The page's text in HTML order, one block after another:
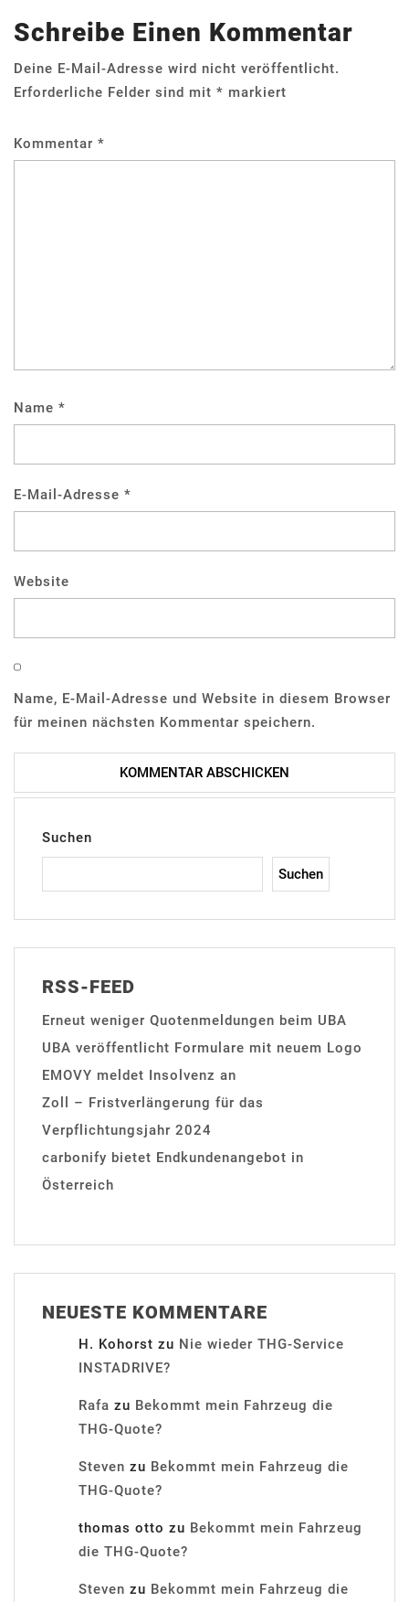
Schreibe Einen Kommentar
Deine E-Mail-Adresse wird nicht veröffentlicht.
Erforderliche Felder sind mit * markiert
Kommentar *
Name *
E-Mail-Adresse *
Website
Name, E-Mail-Adresse und Website in diesem Browser
für meinen nächsten Kommentar speichern.
Suchen
Suchen
RSS-FEED
Erneut weniger Quotenmeldungen beim UBA
UBA veröffentlicht Formulare mit neuem Logo
EMOVY meldet Insolvenz an
Zoll – Fristverlängerung für das
Verpflichtungsjahr 2024
carbonify bietet Endkundenangebot in
Österreich
NEUESTE KOMMENTARE
H. Kohorst zu Nie wieder THG-Service
INSTADRIVE?
Rafa zu Bekommt mein Fahrzeug die
THG-Quote?
Steven zu Bekommt mein Fahrzeug die
THG-Quote?
thomas otto zu Bekommt mein Fahrzeug
die THG-Quote?
Steven zu Bekommt mein Fahrzeug die